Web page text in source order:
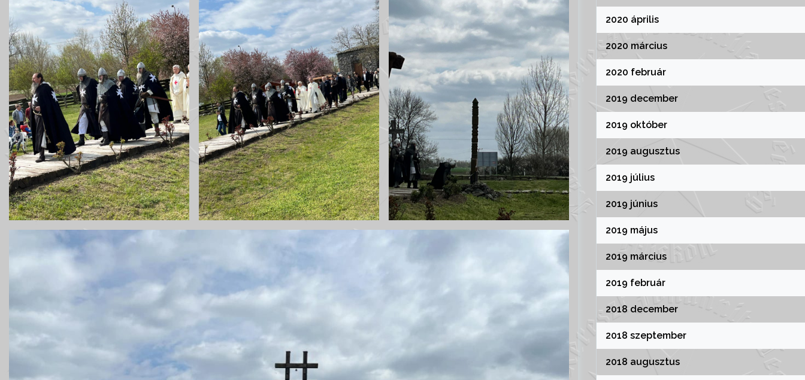
2020 április
2020 március
2020 február
2019 december
2019 október
2019 augusztus
2019 július
2019 június
2019 május
2019 március
2019 február
2018 december
2018 szeptember
2018 augusztus